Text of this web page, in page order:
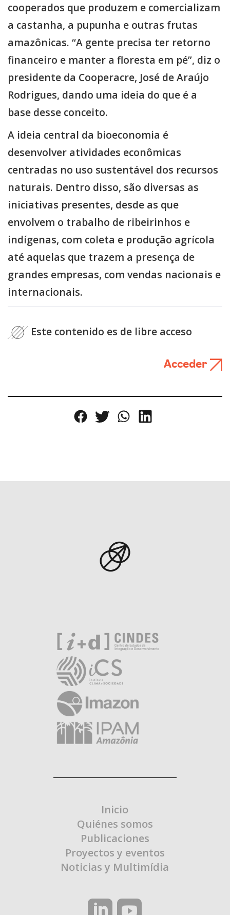
cooperados que produzem e comercializam
a castanha, a pupunha e outras frutas
amazônicas. “A gente precisa ter retorno
financeiro e manter a floresta em pé”, diz o
presidente da Cooperacre, José de Araújo
Rodrigues, dando uma ideia do que é a
base desse conceito.
A ideia central da bioeconomia é
desenvolver atividades econômicas
centradas no uso sustentável dos recursos
naturais. Dentro disso, são diversas as
iniciativas presentes, desde as que
envolvem o trabalho de ribeirinhos e
indígenas, com coleta e produção agrícola
até aquelas que trazem a presença de
grandes empresas, com vendas nacionais e
internacionais.
Este contenido es de libre acceso
Acceder
Inicio
Quiénes somos
Publicaciones
Proyectos y eventos
Noticias y Multimídia